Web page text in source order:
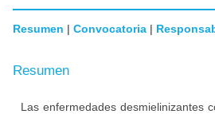
Resumen | Convocatoria |
Resumen
Las enfermedades desmielinizantes